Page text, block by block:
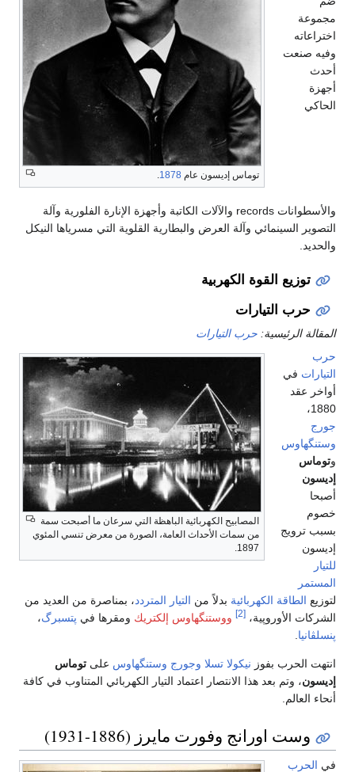
توماس إديسون عام 1878
.
مجموعة
اختراعاته
وفيه صنعت
أحدث
أجهزة
الحاكي
والأسطوانات records والآلات الكاتبة وأجهزة الإنارة الفلورية وآلة
التصوير السينمائي وآلة العرض والبطارية القلوية التي مسرياها النيكل
والحديد.
توزيع القوة الكهربية
حرب التيارات
المقالة الرئيسية: حرب التيارات
المصابيح الكهربائية الباهظة التي سرعان ما أصبحت سمة
من سمات الأحداث العامة، الصورة من معرض تنسي المئوي
1897.
حرب
التيارات في
أواخر عقد
1880،
جورج
وستنگهاوس
وتوماس
إديسون
أصبحا
خصوم
بسبب ترويج
إديسون
للتيار
المستمر
لتوزيع الطاقة الكهربائية بدلاً من التيار المتردد، بمناصرة من العديد من
الشركات الأوروپية، [2] ووستنگهاوس إلكتريك ومقرها في پتسبرگ،
پنسلڤانيا
انتهت الحرب بفوز نيكولا تسلا وجورج وستنگهاوس على توماس
إديسون، وتم بعد هذا الانتصار اعتماد التيار الكهربائي المتناوب في كافة
أنحاء العالم.
وست اورانج وفورت مايرز (1886-1931)
في الحرب